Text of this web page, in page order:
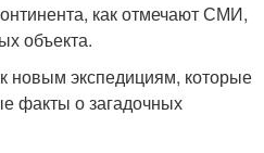
как отмечают СМИ,
объекта.
новым экспедициям, которые
факты о загадочных